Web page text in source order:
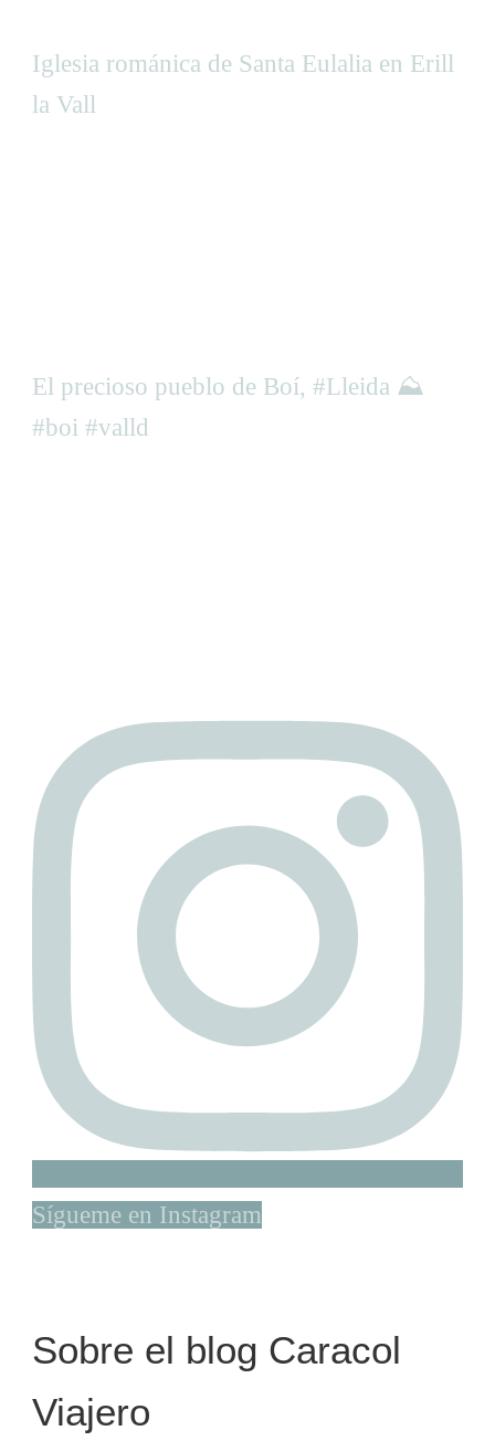
Iglesia románica de Santa Eulalia en Erill
la Vall
El precioso pueblo de Boí, #Lleida ⛰️
#boi #valld
Sígueme en Instagram
Sobre el blog Caracol
Viajero